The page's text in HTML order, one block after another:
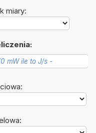
miary: